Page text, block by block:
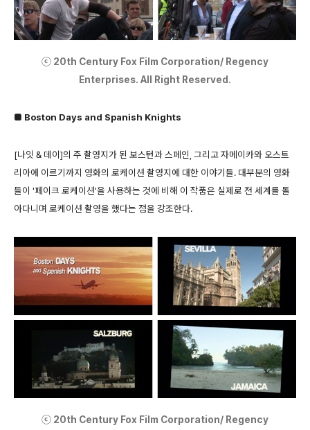
ⓒ 20th Century Fox Film Corporation/ Regency
Enterprises. All Right Reserved.
■ Boston Days and Spanish Knights
[나잇 & 데이]의 주 촬영지가 된 보스턴과 스페인, 그리고 자메이카와 오스트
리아에 이르기까지 영화의 로케이션 촬영지에 대한 이야기들. 대부분의 영화
들이 '페이크 로케이션'을 사용하는 것에 비해 이 작품은 실제로 전 세계를 돌
아다니며 로케이션 촬영을 했다는 점을 강조한다.
ⓒ 20th Century Fox Film Corporation/ Regency